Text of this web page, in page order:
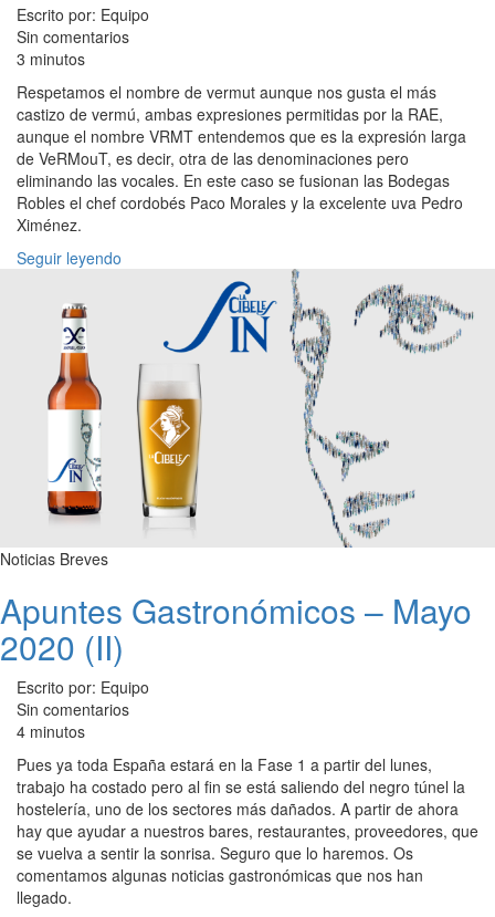
Escrito por: Equipo
Sin comentarios
3 minutos
Respetamos el nombre de vermut aunque nos gusta el más
castizo de vermú, ambas expresiones permitidas por la RAE,
aunque el nombre VRMT entendemos que es la expresión larga
de VeRMouT, es decir, otra de las denominaciones pero
eliminando las vocales. En este caso se fusionan las Bodegas
Robles el chef cordobés Paco Morales y la excelente uva Pedro
Ximénez.
Seguir leyendo
Noticias Breves
Apuntes Gastronómicos – Mayo
2020 (II)
Escrito por: Equipo
Sin comentarios
4 minutos
Pues ya toda España estará en la Fase 1 a partir del lunes,
trabajo ha costado pero al fin se está saliendo del negro túnel la
hostelería, uno de los sectores más dañados. A partir de ahora
hay que ayudar a nuestros bares, restaurantes, proveedores, que
se vuelva a sentir la sonrisa. Seguro que lo haremos. Os
comentamos algunas noticias gastronómicas que nos han
llegado.